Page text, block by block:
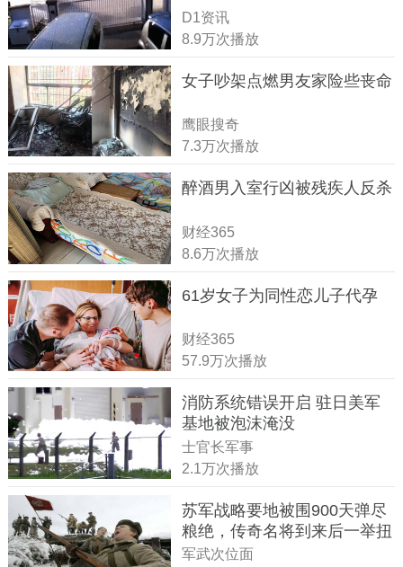
D1资讯
8.9万次播放
女子吵架点燃男友家险些丧命
鹰眼搜奇
7.3万次播放
醉酒男入室行凶被残疾人反杀
财经365
8.6万次播放
61岁女子为同性恋儿子代孕
财经365
57.9万次播放
消防系统错误开启 驻日美军
基地被泡沫淹没
士官长军事
2.1万次播放
苏军战略要地被围900天弹尽
粮绝，传奇名将到来后一举扭
转战局
军武次位面